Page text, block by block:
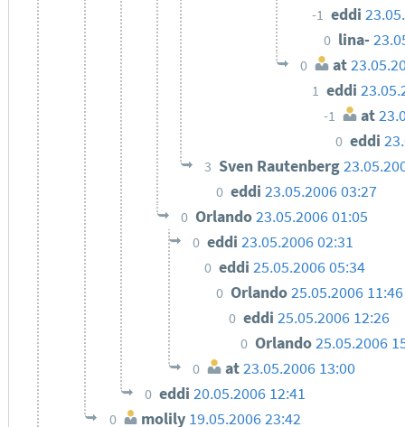
-1 eddi
0 lina-
0 at
1 eddi
-1 at
0 eddi
3 Sven Rautenberg
0 eddi23.05.2006 03:27
0 Orlando23.05.2006 01:05
0 eddi 23.05.2006 02:31
0 eddi25.05.2006 05:34
0 Orlando25.05.2006 11:46
0 eddi 25.05.2006 12:26
0 Orlando25.05.2006
0 at23.05.2006 13:00
0 eddi20.05.2006 12:41
0 molily 19.05.2006 23:42